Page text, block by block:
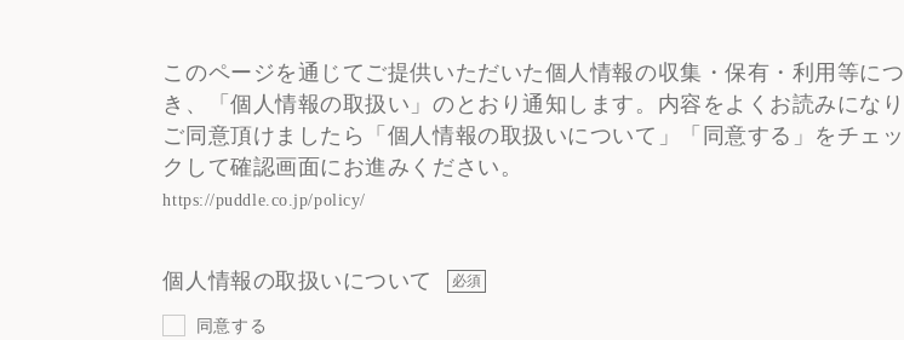
このページを通じてご提供いただいた個人情報の収集・保有・利用等につ
き、「個人情報の取扱い」のとおり通知します。内容をよくお読みになり
ご同意頂けましたら「個人情報の取扱いについて」「同意する」をチェッ
クして確認画面にお進みください。
https://puddle.co.jp/policy/
個人情報の取扱いについて 必須
同意する